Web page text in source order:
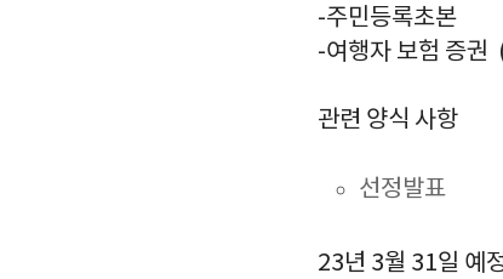
-주민등록초본
-여행자 보험 증권
관련 양식 사항
선정발표
23년 3월 31일 예